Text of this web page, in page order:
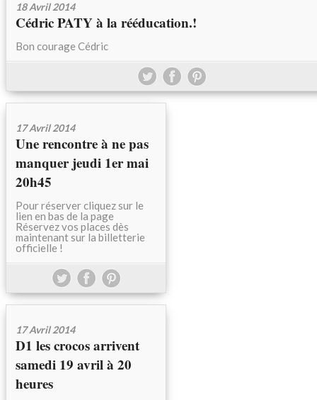
18 Avril 2014
Cédric PATY à la rééducation.!
Bon courage Cédric
17 Avril 2014
Une rencontre à ne pas
manquer jeudi 1er mai
20h45
Pour réserver cliquez sur le
lien en bas de la page
Réservez vos places dès
maintenant sur la billetterie
officielle !
17 Avril 2014
D1 les crocos arrivent
samedi 19 avril à 20
heures